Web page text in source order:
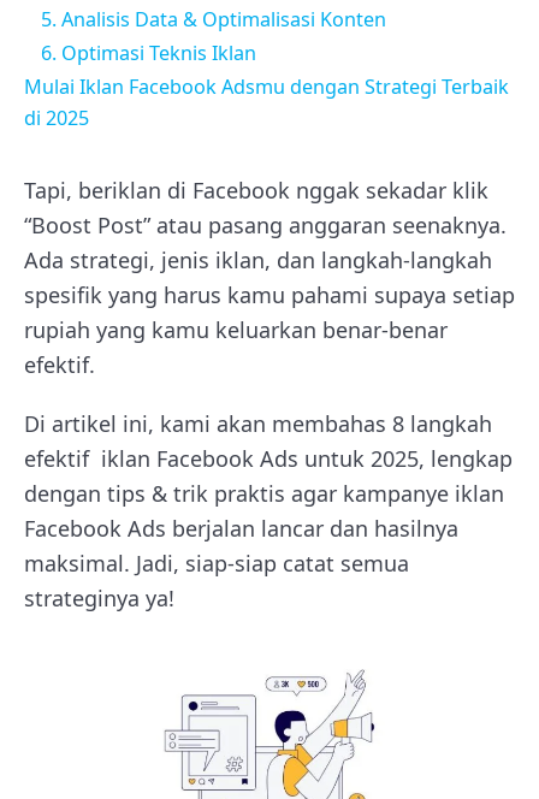
5. Analisis Data & Optimalisasi Konten
6. Optimasi Teknis Iklan
Mulai Iklan Facebook Adsmu dengan Strategi Terbaik
di 2025
Tapi, beriklan di Facebook nggak sekadar klik
“Boost Post” atau pasang anggaran seenaknya.
Ada strategi, jenis iklan, dan langkah-langkah
spesifik yang harus kamu pahami supaya setiap
rupiah yang kamu keluarkan benar-benar
efektif.
Di artikel ini, kami akan membahas 8 langkah
efektif iklan Facebook Ads untuk 2025, lengkap
dengan tips & trik praktis agar kampanye iklan
Facebook Ads berjalan lancar dan hasilnya
maksimal. Jadi, siap-siap catat semua
strateginya ya!